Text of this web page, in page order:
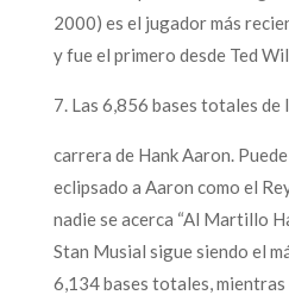
2000) es el jugador más
y fue el primero desde Ted
7. Las 6,856 bases totales de
carrera de Hank Aaron.
eclipsado a Aaron como el
nadie se acerca “Al Martillo
Stan Musial sigue siendo el
6,134 bases totales,